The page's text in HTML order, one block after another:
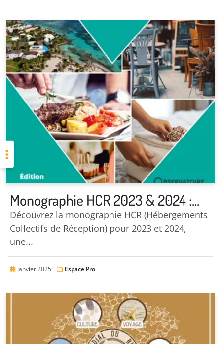
Monographie HCR 2023 & 2024 :...
Découvrez la monographie HCR (Hébergements
Collectifs de Réception) pour 2023 et 2024,
une...
Janvier 2025 Espace Pro